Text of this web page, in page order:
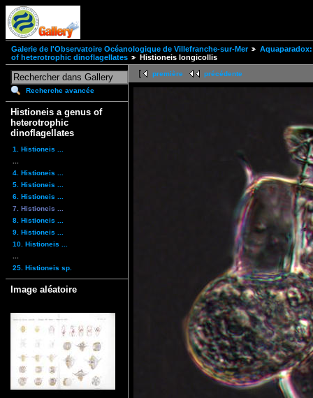
Galerie de l'Observatoire Océanologique de Villefranche-sur-Mer
of heterotrophic dinoflagellates
Histioneis longicollis
Recherche avancée
Histioneis a genus of
heterotrophic
dinoflagellates
1. Histioneis ...
4. Histioneis ...
5. Histioneis ...
6. Histioneis ...
7. Histioneis ...
8. Histioneis ...
9. Histioneis ...
10. Histioneis ...
25. Histioneis sp.
Image aléatoire
première précédente